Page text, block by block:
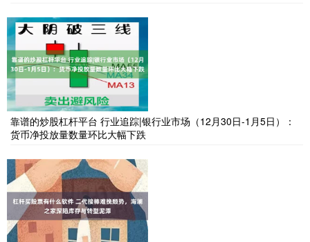
靠谱的炒股杠杆平台 行业追踪|银行业市场（12月30日-1月5日）：
货币净投放量数量环比大幅下跌